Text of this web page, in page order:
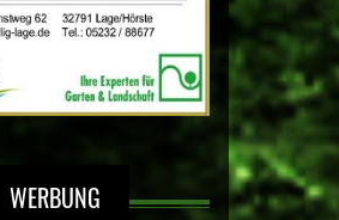
WERBUNG